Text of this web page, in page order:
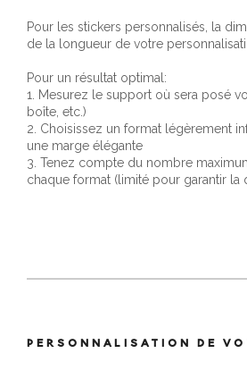
Pour les stickers personnalisés, la
de la longueur de votre
Pour un résultat optimal:
1. Mesurez le support où sera posé
boîte, etc.)
2. Choisissez un format légèrement
une marge élégante
3. Tenez compte du nombre
chaque format (limité pour garantir la
PERSONNALISATION DE